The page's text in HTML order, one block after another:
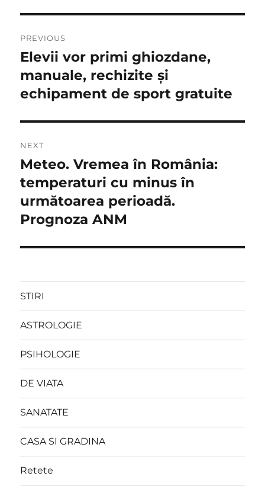
în
articole
PREVIOUS
Previous
post:
Elevii vor primi ghiozdane,
manuale, rechizite și
echipament de sport gratuite
NEXT
Next
post:
Meteo. Vremea în România:
temperaturi cu minus în
următoarea perioadă.
Prognoza ANM
STIRI
ASTROLOGIE
PSIHOLOGIE
DE VIATA
SANATATE
CASA SI GRADINA
Retete